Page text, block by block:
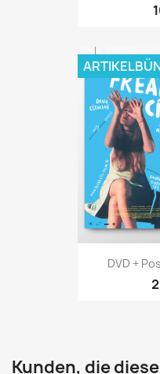
DVD +
Kunden, die